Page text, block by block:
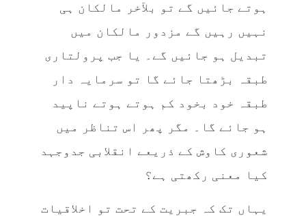
ہوتے جائیں گے تو بلآخر مالکان ہی
نہیں رہیں گے مزدور مالکان میں
تبدیل ہو جائیں گے۔ یا جب پرولتاری
طبقہ بڑھتا جائے گا تو سرمایہ دار
طبقہ خود بخود کم ہوتے ہوتے ناپید
ہو جائے گا۔ مگر پھر اس تناظر میں
شعوری کاوش کے ذریعے انقلابی جدوجہد
کیا معنی رکھتی ہے؟
یہاں تک کہ جبریت کے تحت تو اخلاقیات